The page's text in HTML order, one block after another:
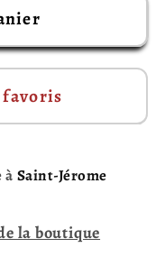
à Saint-Jérome
la boutique